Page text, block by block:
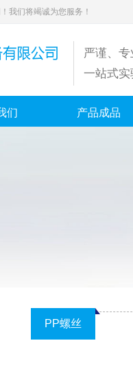
我们将竭诚为您服务！
严谨、
一站式
们 产品成品
PP螺丝